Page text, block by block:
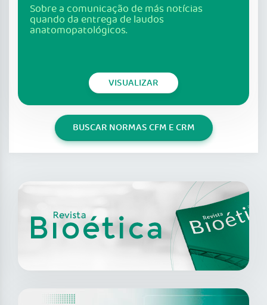
Sobre a comunicação de más notícias
quando da entrega de laudos
anatomopatológicos.
VISUALIZAR
BUSCAR NORMAS CFM E CRM